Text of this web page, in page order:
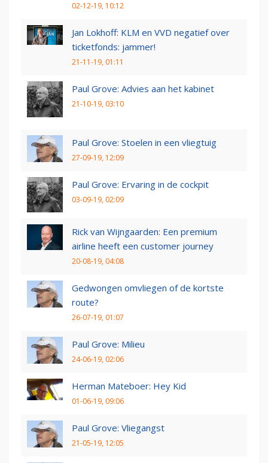
02-12-19, 10:12
Jan Lokhoff: KLM en VVD negatief over
ticketfonds: jammer!
21-11-19, 01:11
Paul Grove: Advies aan het kabinet
21-10-19, 03:10
Paul Grove: Stoelen in een vliegtuig
27-09-19, 12:09
Paul Grove: Ervaring in de cockpit
03-09-19, 02:09
Rick van Wijngaarden: Een premium
airline heeft een customer journey
20-08-19, 04:08
Gedwongen omvliegen of de kortste
route?
26-07-19, 01:07
Paul Grove: Milieu
24-06-19, 02:06
Herman Mateboer: Hey Kid
01-06-19, 09:06
Paul Grove: Vliegangst
21-05-19, 12:05